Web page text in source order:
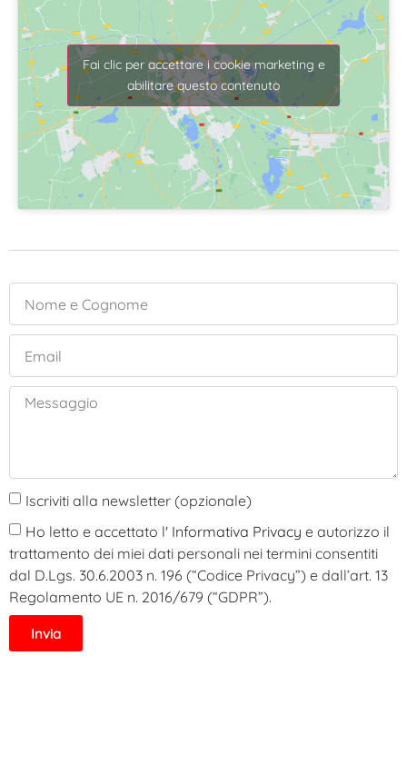
Fai clic per accettare i cookie marketing e
abilitare questo contenuto
Iscriviti alla newsletter (opzionale)
Ho letto e accettato l' Informativa Privacy e autorizzo il
trattamento dei miei dati personali nei termini consentiti
dal D.Lgs. 30.6.2003 n. 196 (“Codice Privacy”) e dall’art. 13
Regolamento UE n. 2016/679 (“GDPR”).
Invia